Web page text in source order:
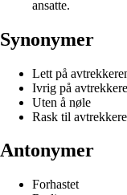
ansatte.
Synonymer
Lett på
Ivrig på
Uten å nøle
Rask til
Antonymer
Forhastet